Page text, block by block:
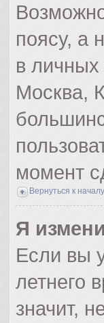
поясу, а
в личных
Москва,
момент
Вернуться к началу
Я
Если вы
летнего
значит,